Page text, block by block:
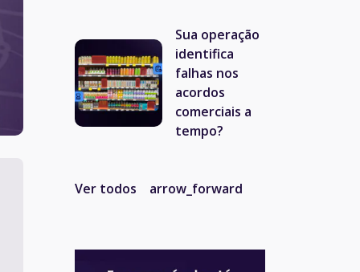
Sua operação
identifica
falhas nos
acordos
comerciais a
tempo?
Ver todos arrow_forward